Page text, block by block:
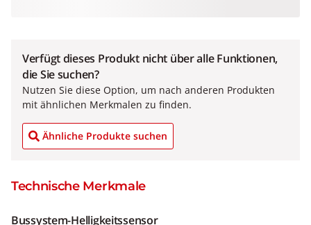
Verfügt dieses Produkt nicht über alle Funktionen,
die Sie suchen?
Nutzen Sie diese Option, um nach anderen Produkten
mit ähnlichen Merkmalen zu finden.
Ähnliche Produkte suchen
Technische Merkmale
Bussystem-Helligkeitssensor